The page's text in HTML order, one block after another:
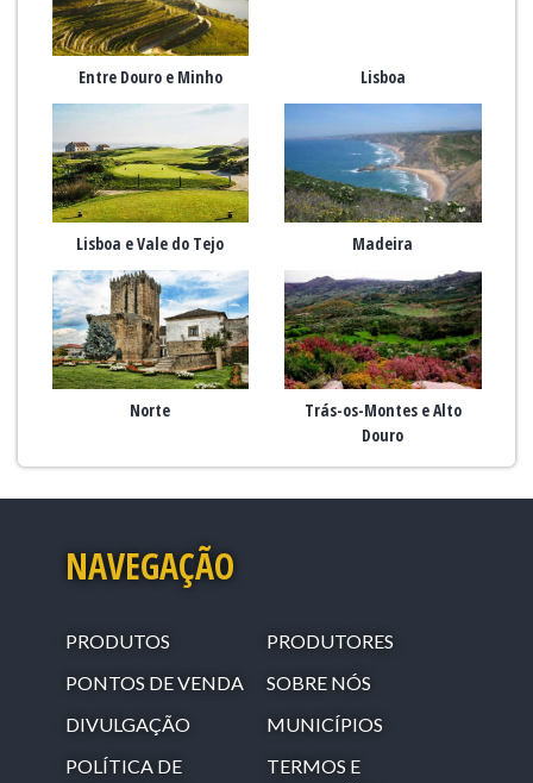
Entre Douro e Minho Lisboa
Lisboa e Vale do Tejo Madeira
Norte
Trás-os-Montes e Alto
Douro
NAVEGAÇÃO
PRODUTOS
PRODUTORES
PONTOS DE VENDA
SOBRE NÓS
DIVULGAÇÃO
MUNICÍPIOS
POLÍTICA DE
TERMOS E